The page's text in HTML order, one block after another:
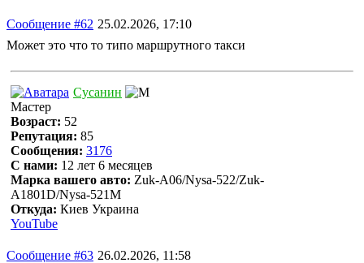
Сообщение #62 25.02.2026, 17:10
Может это что то типо маршрутного такси
Сусанин
Мастер
Возраст: 52
Репутация: 85
Сообщения: 3176
С нами: 12 лет 6 месяцев
Марка вашего авто: Zuk-A06/Nysa-522/Zuk-
A1801D/Nysa-521M
Откуда: Киев Украина
YouTube
Сообщение #63 26.02.2026, 11:58